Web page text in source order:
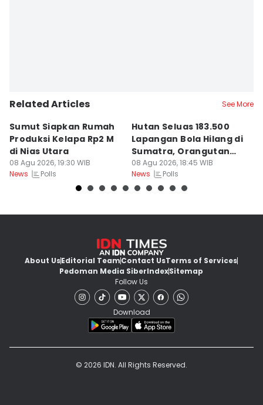
Related Articles See More
Sumut Siapkan Rumah
Produksi Kelapa Rp2 M
di Nias Utara
08 Agu 2026, 19:30 WIB
News
Polls
Hutan Seluas 183.500
Lapangan Bola Hilang di
Sumatra, Orangutan
Tertekan
08 Agu 2026, 18:45 WIB
News
Polls
About UsEditorial TeamContact UsTerms of Services
Pedoman Media SiberIndexSitemap
Follow Us
Download
© 2026 IDN. All Rights Reserved.